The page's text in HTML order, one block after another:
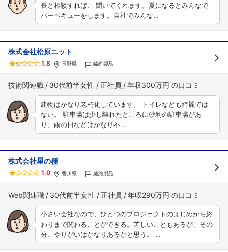
長と相談すれば、 聞いてくれます。夏になるとみんなで
バーベキューをします。自社でみんな…
株式会社松原ニット
1.8 長野県 繊維製品
技術関連職 30代前半女性 正社員 年収300万円
建物はかなり老朽化しています。 トイレなども綺麗では
ない。 駐車場は少し離れたところに砂利の駐車場があ
り、雨の日などはかなり不…
株式会社星の種
1.0 香川県 繊維製品
Web関連職 30代前半女性 正社員 年収290万円
小さい会社なので、ひとつのプロジェクトのはじめから終
わりまで関わることができる。苦しいこともあるが、その
分、やりがいはかなりあるかと思う。 …